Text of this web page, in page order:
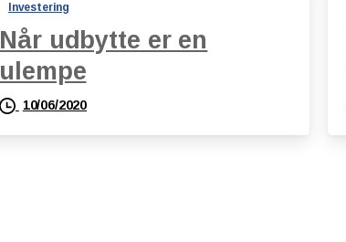
Investering
Når udbytte er en
ulempe
10/06/2020